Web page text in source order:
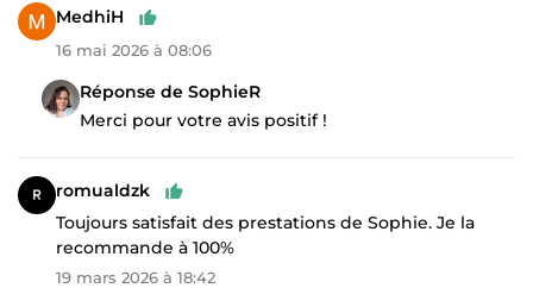
MedhiH
16 mai 2026 à 08:06
Réponse de SophieR
Merci pour votre avis positif !
romualdzk
Toujours satisfait des prestations de Sophie. Je la
recommande à 100%
19 mars 2026 à 18:42